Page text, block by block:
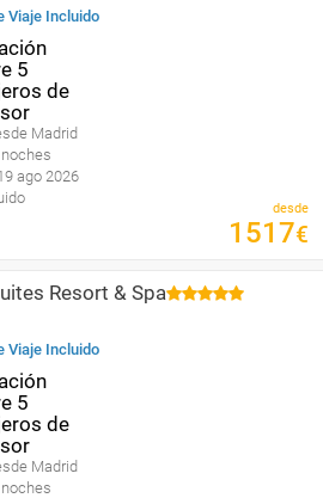
Viaje Incluido
Madrid
ago 2026
desde
1517€
Resort & Spa
Viaje Incluido
Madrid